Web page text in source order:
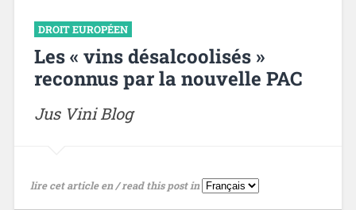
DROIT EUROPÉEN
Les « vins désalcoolisés »
reconnus par la nouvelle PAC
Jus Vini Blog
lire cet article en / read this post in